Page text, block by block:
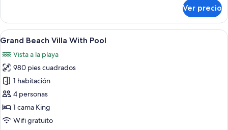
Beach
Villa
Ver precio
Abrir
todas
las
fotos
de
Grand
Beach
Villa
Terraza de madera con sillones de
11
Grand Beach Villa With Pool
Vista a la playa
980 pies cuadrados
1 habitación
4 personas
1 cama King
Wifi gratuito